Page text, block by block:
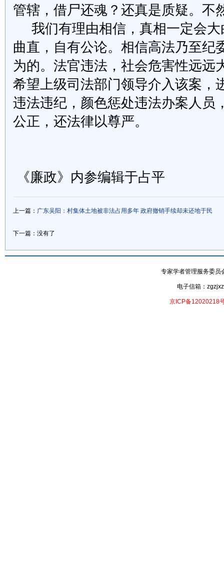
管辖，借尸还魂？还真是质疑。不
我们有理由相信，真相一定会
曲直，自有公论。相信高法乃至纪
为的。法官违法，社会危害性远远
希望上级司法部门领导介入该案，
违法违纪，颜色惩处违法办案人员
公正，还法律以尊严。
《廉政》内参编辑于占平
上一篇： 广东吴阳：村集体土地被非法占用多年 政府撤销手续却未还地于民
下一篇：没有了
专家学者管理服务委员
电子信箱：
京ICP备12020218